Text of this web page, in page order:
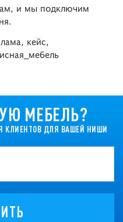
и мы подключим
кейс,
МЕБЕЛЬ?
КЛИЕНТОВ ДЛЯ ВАШЕЙ НИШИ